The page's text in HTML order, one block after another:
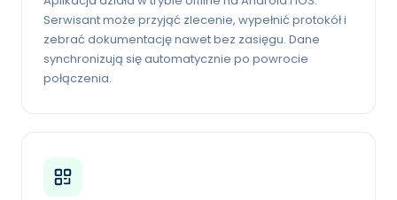
Serwisant może przyjąć zlecenie, wypełnić protokół i
zebrać dokumentację nawet bez zasięgu. Dane
synchronizują się automatycznie po powrocie
połączenia.